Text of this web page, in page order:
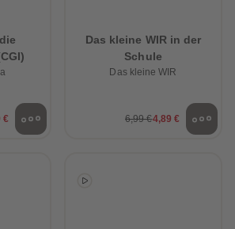
€
Das kleine WIR in der
Schule
Das kleine WIR
6,99 €4,89 €